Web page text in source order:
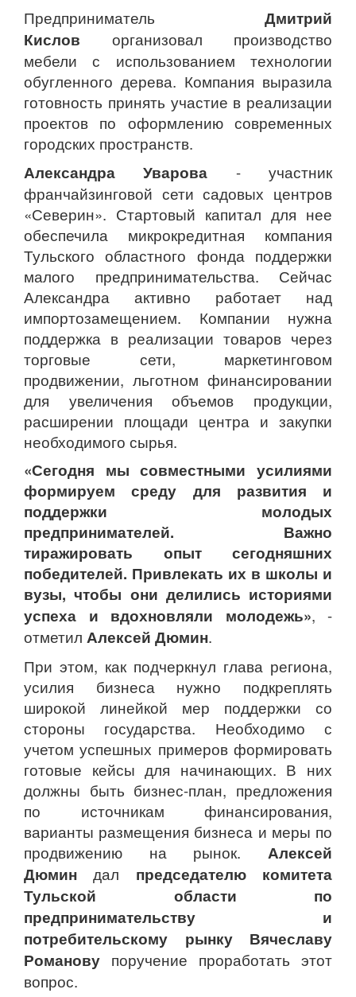
Предприниматель Дмитрий
Кислов организовал производство
мебели с использованием технологии
обугленного дерева. Компания выразила
готовность принять участие в реализации
проектов по оформлению современных
городских пространств.
Александра Уварова - участник
франчайзинговой сети садовых центров
«Северин». Стартовый капитал для нее
обеспечила микрокредитная компания
Тульского областного фонда поддержки
малого предпринимательства. Сейчас
Александра активно работает над
импортозамещением. Компании нужна
поддержка в реализации товаров через
торговые сети, маркетинговом
продвижении, льготном финансировании
для увеличения объемов продукции,
расширении площади центра и закупки
необходимого сырья.
«Сегодня мы совместными усилиями
формируем среду для развития и
поддержки молодых
предпринимателей. Важно
тиражировать опыт сегодняшних
победителей. Привлекать их в школы и
вузы, чтобы они делились историями
успеха и вдохновляли молодежь», -
отметил Алексей Дюмин.
При этом, как подчеркнул глава региона,
усилия бизнеса нужно подкреплять
широкой линейкой мер поддержки со
стороны государства. Необходимо с
учетом успешных примеров формировать
готовые кейсы для начинающих. В них
должны быть бизнес-план, предложения
по источникам финансирования,
варианты размещения бизнеса и меры по
продвижению на рынок. Алексей
Дюмин дал председателю комитета
Тульской области по
предпринимательству и
потребительскому рынку Вячеславу
Романову поручение проработать этот
вопрос.